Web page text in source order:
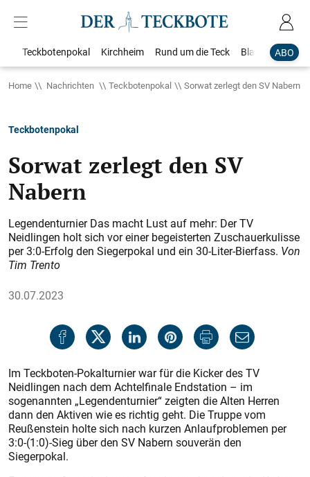
ABO
Teckbotenpokal Kirchheim Rund um die Teck Blaulicht
Home Nachrichten Teckbotenpokal Sorwat zerlegt den SV Nabern
Teckbotenpokal
Sorwat zerlegt den SV
Nabern
Legendenturnier Das macht Lust auf mehr: Der TV
Neidlingen holt sich vor einer begeisterten Zuschauerkulisse
per 3:0-Erfolg den Siegerpokal und ein 30-Liter-Bierfass. Von
Tim Trento
30.07.2023
Im Teckboten-Pokalturnier war für die Kicker des TV
Neidlingen nach dem Achtelfinale Endstation – im
sogenannten „Legendenturnier“ zeigten die Alten Herren
dann den Aktiven wie es richtig geht. Die Truppe vom
Reußenstein holte sich nach kurzen Anlaufproblemen per
3:0-(1:0)-Sieg über den SV Nabern souverän den
Siegerpokal.